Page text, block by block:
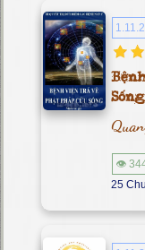
Sống
👁
25